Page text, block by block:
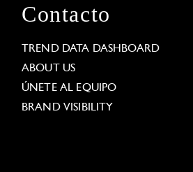
Contacto
TREND DATA DASHBOARD
ABOUT US
ÚNETE AL EQUIPO
BRAND VISIBILITY